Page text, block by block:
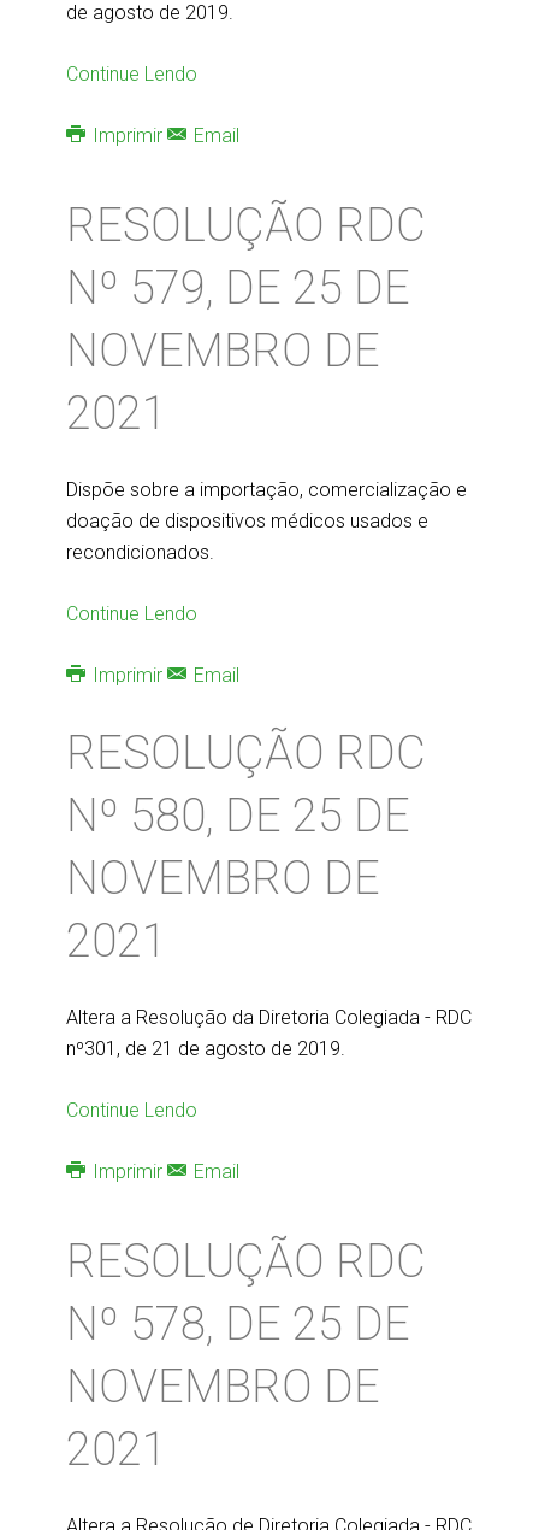
de agosto de 2019.
Continue Lendo
Imprimir Email
RESOLUÇÃO RDC
Nº 579, DE 25 DE
NOVEMBRO DE
2021
Dispõe sobre a importação, comercialização e
doação de dispositivos médicos usados e
recondicionados.
Continue Lendo
Imprimir Email
RESOLUÇÃO RDC
Nº 580, DE 25 DE
NOVEMBRO DE
2021
Altera a Resolução da Diretoria Colegiada - RDC
nº301, de 21 de agosto de 2019.
Continue Lendo
Imprimir Email
RESOLUÇÃO RDC
Nº 578, DE 25 DE
NOVEMBRO DE
2021